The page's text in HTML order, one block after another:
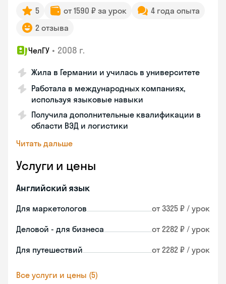
5 от 1590 ₽ за урок
4 года опыта
2 отзыва
ЧелГУ • 2008 г.
Жила в Германии и училась в университете
Работала в международных компаниях,
используя языковые навыки
Получила дополнительные квалификации в
области ВЭД и логистики
Читать дальше
Услуги и цены
Английский язык
Для маркетологов от 3325 ₽ / урок
Деловой - для бизнеса от 2282 ₽ / урок
Для путешествий от 2282 ₽ / урок
Все услуги и цены (5)